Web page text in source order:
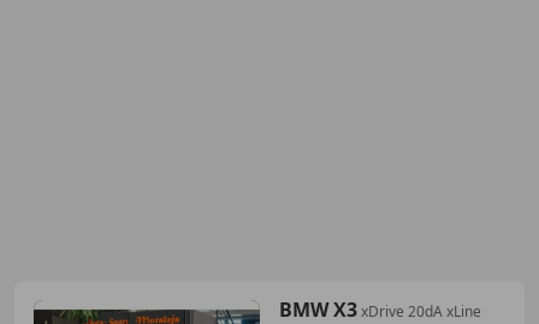
BMW X3xDrive 20dA xLine